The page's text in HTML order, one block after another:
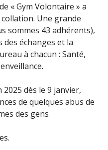
« Gym Volontaire » a
Une grande
sommes 43 adhérents),
des échanges et la
à chacun : Santé,
dès le 9 janvier,
de quelques abus de
des gens